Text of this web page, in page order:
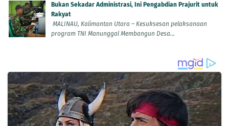
Bukan Sekadar Administrasi, Ini Pengabdian Prajurit untuk
Rakyat
MALINAU, Kalimantan Utara – Kesuksesan pelaksanaan
program TNI Manunggal Membangun Desa...